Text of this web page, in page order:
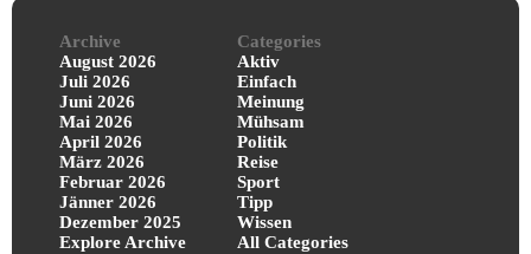
Archive
August 2026
Juli 2026
Juni 2026
Mai 2026
April 2026
März 2026
Februar 2026
Jänner 2026
Dezember 2025
Explore Archive
Categories
Aktiv
Einfach
Meinung
Mühsam
Politik
Reise
Sport
Tipp
Wissen
All Categories